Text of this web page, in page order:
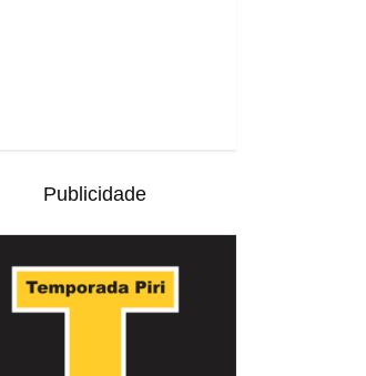
Publicidade